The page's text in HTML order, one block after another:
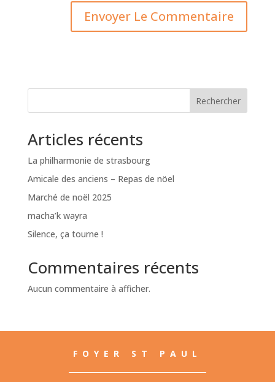
Rechercher
Articles récents
La philharmonie de strasbourg
Amicale des anciens – Repas de nöel
Marché de noël 2025
macha’k wayra
Silence, ça tourne !
Commentaires récents
Aucun commentaire à afficher.
FOYER ST PAUL